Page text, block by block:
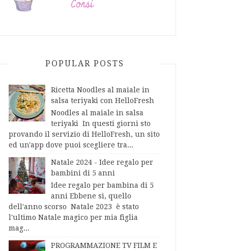
POPULAR POSTS
Ricetta Noodles al maiale in
salsa teriyaki con HelloFresh
Noodles al maiale in salsa
teriyaki In questi giorni sto
provando il servizio di HelloFresh, un sito
ed un'app dove puoi scegliere tra...
Natale 2024 - Idee regalo per
bambini di 5 anni
Idee regalo per bambina di 5
anni Ebbene sì, quello
dell'anno scorso Natale 2023 è stato
l'ultimo Natale magico per mia figlia
mag...
PROGRAMMAZIONE TV FILM E